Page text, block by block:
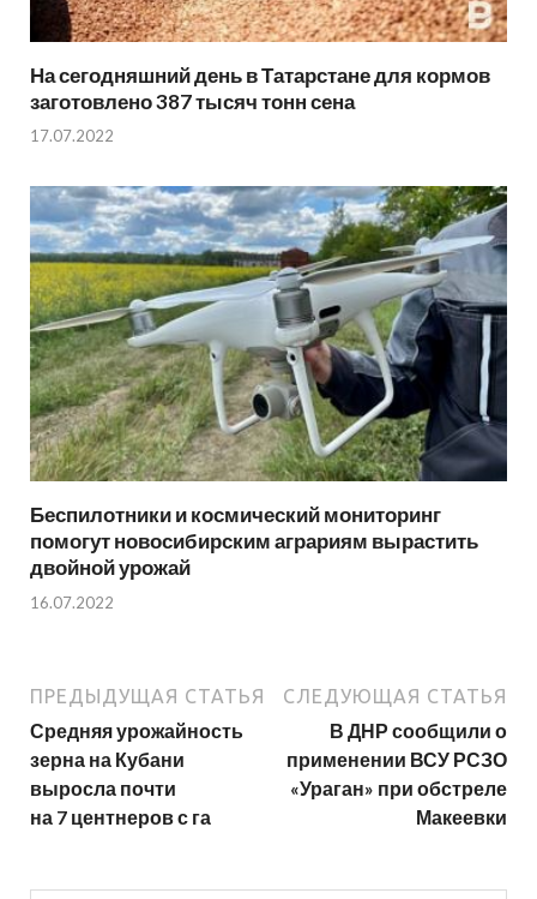
На сегодняшний день в Татарстане для кормов
заготовлено 387 тысяч тонн сена
17.07.2022
Беспилотники и космический мониторинг
помогут новосибирским аграриям вырастить
двойной урожай
16.07.2022
ПРЕДЫДУЩАЯ СТАТЬЯ
Средняя урожайность
зерна на Кубани
выросла почти
на 7 центнеров с га
СЛЕДУЮЩАЯ СТАТЬЯ
В ДНР сообщили о
применении ВСУ РСЗО
«Ураган» при обстреле
Макеевки